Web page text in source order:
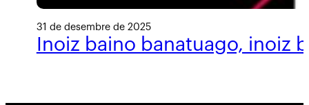
31 de desembre de 2025
Inoiz baino banatuago, inoiz